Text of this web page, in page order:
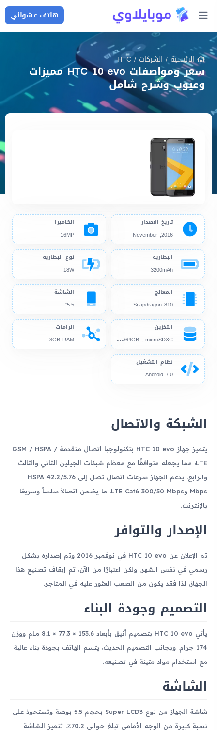
هاتف عشوائي
الرئيسية/ الشركات /
HTC
سعر ومواصفات HTC 10 evo مميزات
وعيوب وشرح شامل
تاريخ الاصدار
2016, November
الكاميرا
16MP
البطارية
3200mAh
نوع البطارية
18W
المعالج
Snapdragon 810
الشاشة
5.5"
التخزين
32G
B/64GB , microSDXC
الرامات
3GB RAM
نظام التشغيل
Android 7.0
الشبكة والاتصال
يتميز جهاز HTC 10 evo بتكنولوجيا اتصال متقدمة GSM / HSPA /
LTE، مما يجعله متوافقًا مع معظم شبكات الجيلين الثاني والثالث
والرابع. يدعم الجهاز سرعات اتصال تصل إلى HSPA 42.2/5.76
Mbps وLTE Cat6 300/50 Mbps، ما يضمن اتصالاً سلساً وسريعًا
بالإنترنت.
الإصدار والتوافر
تم الإعلان عن HTC 10 evo في نوفمبر 2016 وتم إصداره بشكل
رسمي في نفس الشهر. ولكن اعتبارًا من الآن، تم إيقاف تصنيع هذا
الجهاز، لذا فقد يكون من الصعب العثور عليه في المتاجر.
التصميم وجودة البناء
يأتي HTC 10 evo بتصميم أنيق بأبعاد 153.6 × 77.3 × 8.1 ملم ووزن
174 جرام. وبجانب التصميم الحديث، يتسم الهاتف بجودة بناء عالية
مع استخدام مواد متينة في تصنيعه.
الشاشة
شاشة الجهاز من نوع Super LCD3 بحجم 5.5 بوصة وتستحوذ على
نسبة كبيرة من الوجه الأمامي تبلغ حوالي 70.2٪. تتميز الشاشة